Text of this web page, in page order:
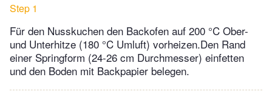
Step 1
Für den Nusskuchen den Backofen auf 200 °C Ober-
und Unterhitze (180 °C Umluft) vorheizen.Den Rand
einer Springform (24-26 cm Durchmesser) einfetten
und den Boden mit Backpapier belegen.